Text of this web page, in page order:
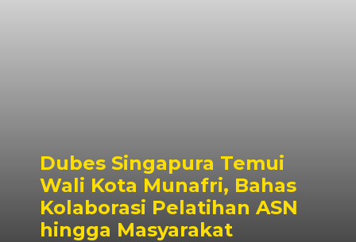
Dubes Singapura Temui
Wali Kota Munafri, Bahas
Kolaborasi Pelatihan ASN
hingga Masyarakat